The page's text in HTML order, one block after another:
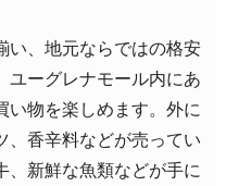
い、地元ならではの格安
ユーグレナモール内にあ
い物を楽しめます。外に
、香辛料などが売ってい
、新鮮な魚類などが手に